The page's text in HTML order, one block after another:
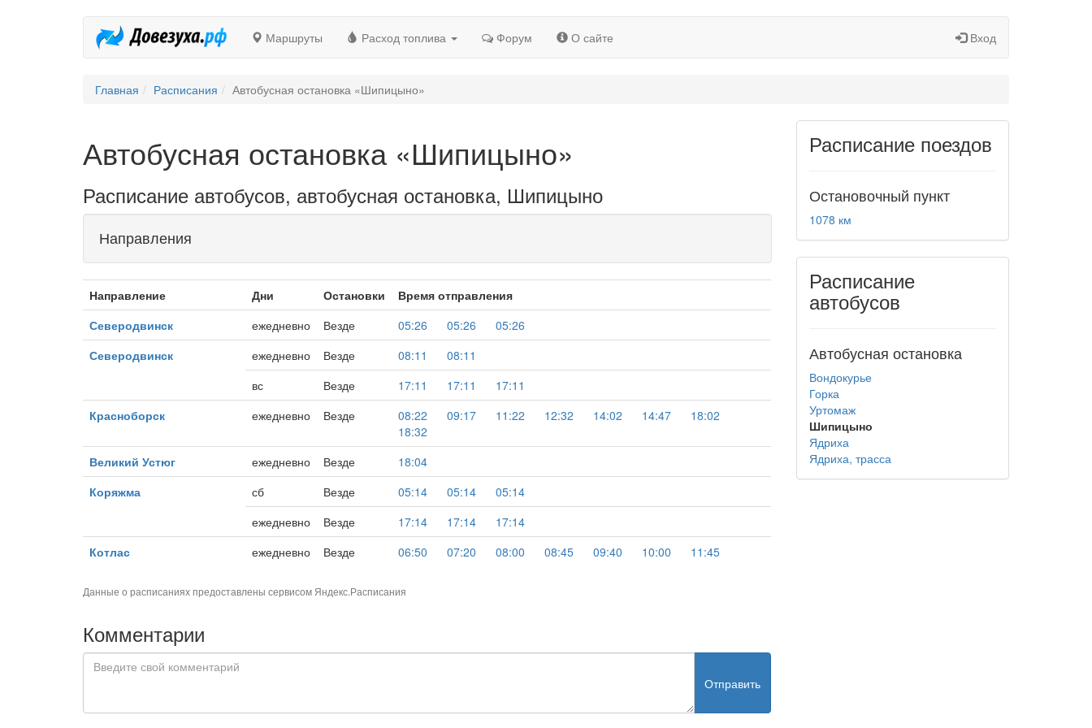
Маршруты Расход топлива Форум О сайте Вход
Главная Расписания Автобусная остановка «Шипицыно»
Автобусная остановка «Шипицыно»
Расписание автобусов, автобусная остановка, Шипицыно
Направления
Направление Дни Остановки
Время отправления
Северодвинск
ежедневно Везде 05:26 05:26
05:26
Северодвинск
ежедневно Везде 08:11
08:11
вс
Везде 17:11 17:11
17:11
Красноборск
ежедневно Везде 08:22 09:17 11:22 12:32 14:02 14:47
18:02
18:32
Великий Устюг
ежедневно Везде
18:04
Коряжма
сб Везде 05:14 05:14
05:14
ежедневно
Везде 17:14 17:14
17:14
Котлас
ежедневно Везде 06:50 07:20 08:00 08:45 09:40 10:00 11:45
Данные о расписаниях предоставлены сервисом Яндекс.Расписания
Комментарии
Отправить
Расписание поездов
Остановочный пункт
1078 км
Расписание
автобусов
Автобусная остановка
Вондокурье
Горка
Уртомаж
Шипицыно
Ядриха
Ядриха, трасса